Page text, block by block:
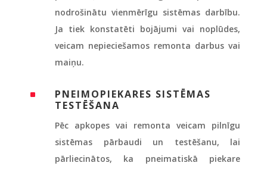
nodrošinātu vienmērīgu sistēmas darbību.
Ja tiek konstatēti bojājumi vai noplūdes,
veicam nepieciešamos remonta darbus vai
maiņu.
^
PNEIMOPIEKARES SISTĒMAS
TESTĒŠANA
Pēc apkopes vai remonta veicam pilnīgu
sistēmas pārbaudi un testēšanu, lai
pārliecinātos, ka pneimatiskā piekare